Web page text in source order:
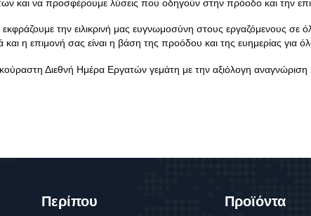
και να προσφέρουμε λύσεις που οδηγούν στην πρόοδο και την
την ειλικρινή μας ευγνωμοσύνη στους εργαζόμενους σε
η επιμονή σας είναι η βάση της προόδου και της ευημερίας για
Διεθνή Ημέρα Εργατών γεμάτη με την αξιόλογη αναγνώριση
Περίπου Προϊόντα